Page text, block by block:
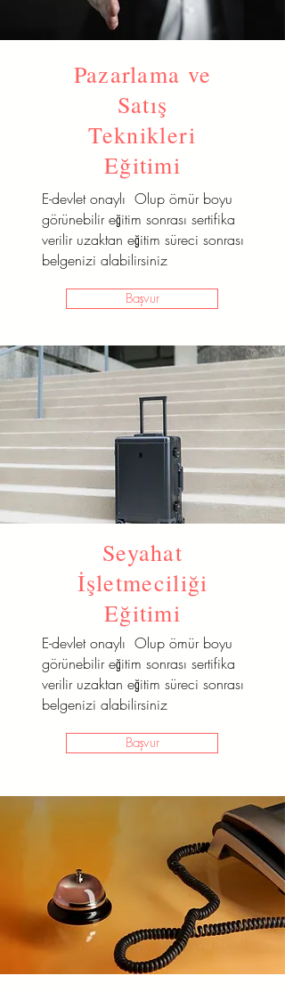
Pazarlama ve
Satış
Teknikleri
Eğitimi
E-devlet onaylı Olup ömür boyu
görünebilir eğitim sonrası sertifika
verilir uzaktan eğitim süreci sonrası
belgenizi alabilirsiniz
Başvur
Seyahat
İşletmeciliği
Eğitimi
E-devlet onaylı Olup ömür boyu
görünebilir eğitim sonrası sertifika
verilir uzaktan eğitim süreci sonrası
belgenizi alabilirsiniz
Başvur